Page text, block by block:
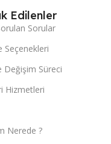
Edilenler
Sorular
Seçenekleri
Değişim Süreci
Hizmetleri
Nerede ?